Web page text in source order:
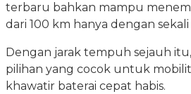
terbaru bahkan mampu
dari 100 km hanya dengan sekali
Dengan jarak tempuh sejauh
pilihan yang cocok untuk
khawatir baterai cepat habis.